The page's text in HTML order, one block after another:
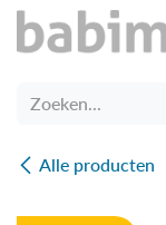
Overslaan naar inhoud
Alle producten